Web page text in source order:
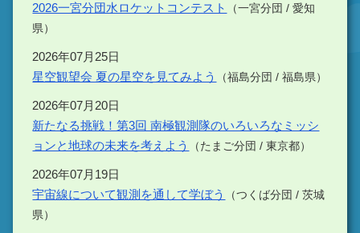
2026一宮分団水ロケットコンテスト
（一宮分団 / 愛知
県）
2026年07月25日
星空観望会 夏の星空を見てみよう
（福島分団 / 福島県）
2026年07月20日
新たなる挑戦！第3回 南極観測隊のいろいろなミッシ
ョンと地球の未来を考えよう
（たまご分団 / 東京都）
2026年07月19日
宇宙線について観測を通して学ぼう
（つくば分団 / 茨城
県）